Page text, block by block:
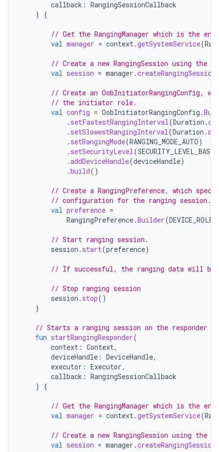
callback : RangingSessionCallback
)
{
// Get the RangingManager which is the
val manager = context .getSystemService(
// Create a new RangingSession using the
val session = manager .createRangingSession
// Create an OobInitiatorRangingConfig,
// the initiator role.
val config = OobInitiatorRangingConfig .
. setFastestRangingInterval (Duration .
. setSlowestRangingInterval (Duration .
. setRangingMode(RANGING_MODE_AUTO)
. setSecurityLevel (SECURITY_LEVEL_BASIC
.addDeviceHandle(deviceHandle)
.build()
// Create a RangingPreference, which
// configuration for the ranging session.
val preference =
RangingPreference.Builder(
// Start ranging session.
session . start(preference)
// If successful, the ranging data will be
// Stop ranging session
session . stop()
}
// Starts a ranging session on the responder
fun startRangingResponder(
context : Context,
deviceHandle : DeviceHandle,
executor : Executor,
callback : RangingSessionCallback
)
{
// Get the RangingManager which is the
val manager = context .getSystemService(
// Create a new RangingSession using the
val session = manager .createRangingSession